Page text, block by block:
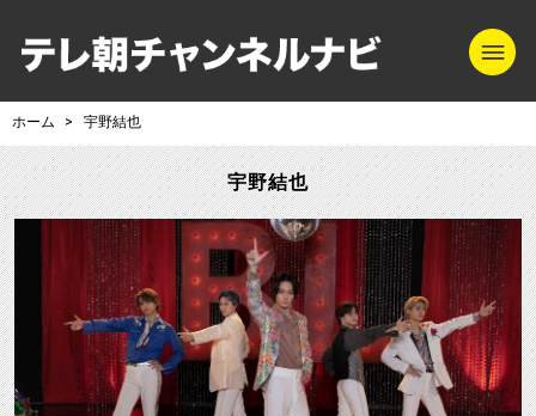
テレ朝チャンネ
ホーム 宇野結也
宇野結也